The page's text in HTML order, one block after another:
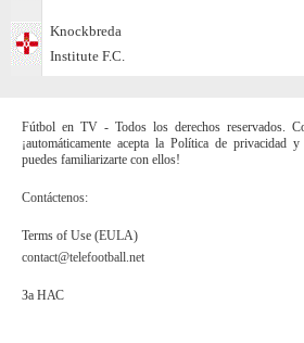
Knockbreda
Institute F.C.
Fútbol en TV - Todos los derechos reservados.
¡automáticamente acepta la Política de
puedes familiarizarte con ellos!
Contáctenos:
Terms of Use (EULA)
contact@telefootball.net
За НАС